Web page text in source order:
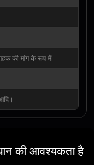
की मांग के रूप में
की आवश्यकता है